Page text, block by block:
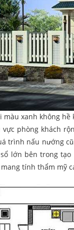
màu xanh không
phòng khách
trình nấu nướng
lớn bên trong
tính thẩm mỹ